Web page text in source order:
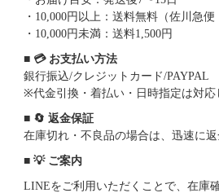
・10,000円以上：送料無料（佐川急便
・10,000円未満：送料1,500円
■ 💳 お支払い方法
銀行振込/クレジットカード/PAYPAL
※代金引換・着払い・日時指定は対応
■ 🔄 返金保証
在庫切れ・不良品の場合は、迅速に返
■ 💡 ご案内
LINEをご利用いただくことで、在庫